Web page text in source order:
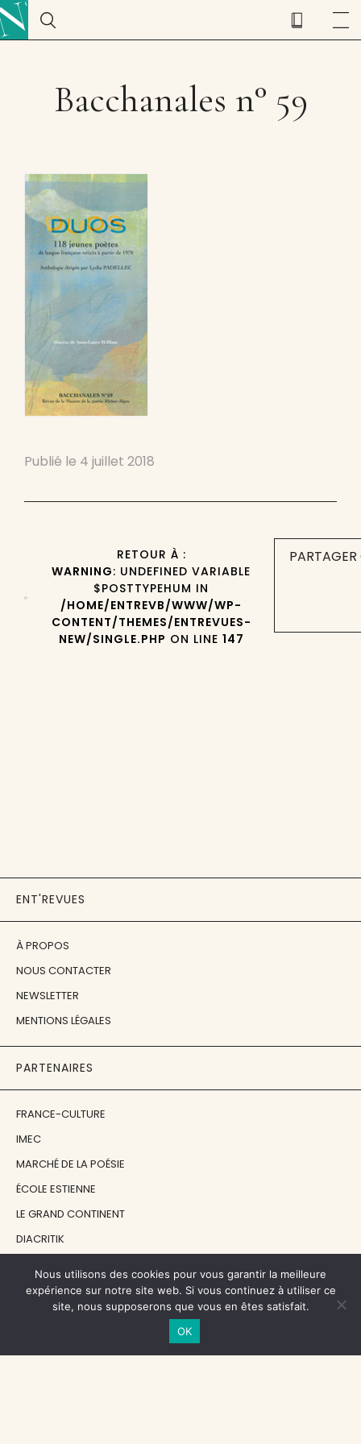
Bacchanales n° 59
Publié le 4 juillet 2018
RETOUR À :
WARNING: UNDEFINED VARIABLE
$POSTTYPEHUM IN
/HOME/ENTREVB/WWW/WP-
CONTENT/THEMES/ENTREVUES-
NEW/SINGLE.PHP ON LINE 147
ENT'REVUES
À PROPOS
NOUS CONTACTER
NEWSLETTER
MENTIONS LÉGALES
PARTENAIRES
FRANCE-CULTURE
IMEC
MARCHÉ DE LA POÉSIE
ÉCOLE ESTIENNE
LE GRAND CONTINENT
DIACRITIK
NOS SOUTIENS
CENTRE NATIONAL DU LIVRE
Nous utilisons des cookies pour vous garantir la meilleure
expérience sur notre site web. Si vous continuez à utiliser ce
site, nous supposerons que vous en êtes satisfait.
OK